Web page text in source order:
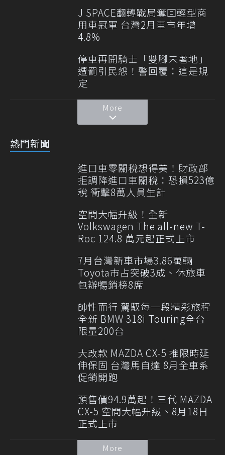
J SPACE翻轉戰局奪回輕型商
用車冠軍 台灣2月車市年增
4.8%
停車再開騎士「雙腳未著地」
遭罰引民怨！警回覆：這是規
定
More
熱門新聞
進口車零關稅想得美！財政部
拒調降進口車關稅：恐損523億
稅 衝擊8萬人員生計
空間大幅升級！全新
Volkswagen The all-new T-
Roc 124.8 萬元起正式上市
7月台灣新車市場3.86萬輛
Toyota市占突破3成、休旅車
包辦暢銷榜8席
帥性而行 駕馭每一段精彩旅程
全新 BMW 318i Touring全台
限量200台
大改款 MAZDA CX-5 推限時延
伸保固 台灣馬自達 8月全車系
促銷開跑
預售價94.9萬起！三代 MAZDA
CX-5 空間大幅升級、8月18日
正式上市
More